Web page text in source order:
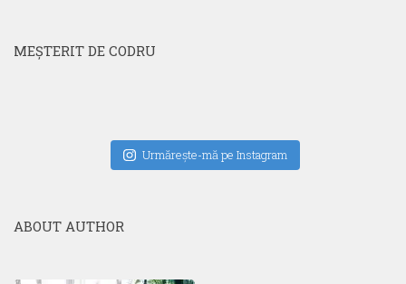
MEŞTERIT DE CODRU
Urmăreşte-mă pe Instagram
ABOUT AUTHOR